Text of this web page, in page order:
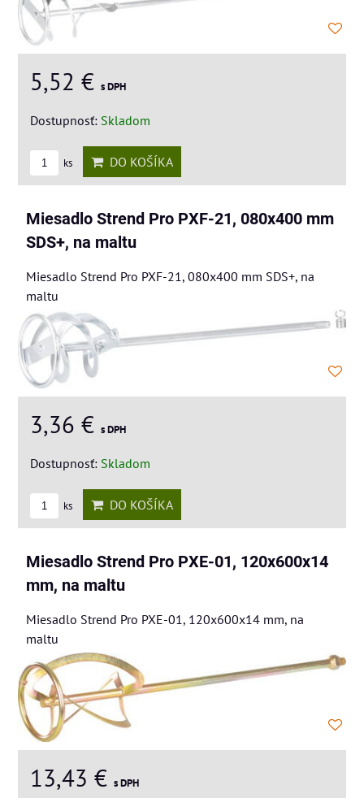
5,52 € s DPH
Dostupnosť: Skladom
ks DO KOŠÍKA
Miesadlo Strend Pro PXF-21, 080x400 mm
SDS+, na maltu
Miesadlo Strend Pro PXF-21, 080x400 mm SDS+, na
maltu
3,36 € s DPH
Dostupnosť: Skladom
ks DO KOŠÍKA
Miesadlo Strend Pro PXE-01, 120x600x14
mm, na maltu
Miesadlo Strend Pro PXE-01, 120x600x14 mm, na
maltu
13,43 € s DPH